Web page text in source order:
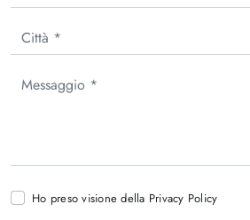
Ho preso visione della Privacy Policy